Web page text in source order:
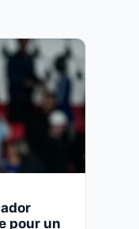
pour un